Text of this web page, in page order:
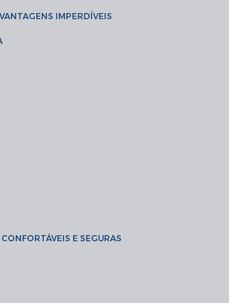
IMPERDÍVEIS
E SEGURAS